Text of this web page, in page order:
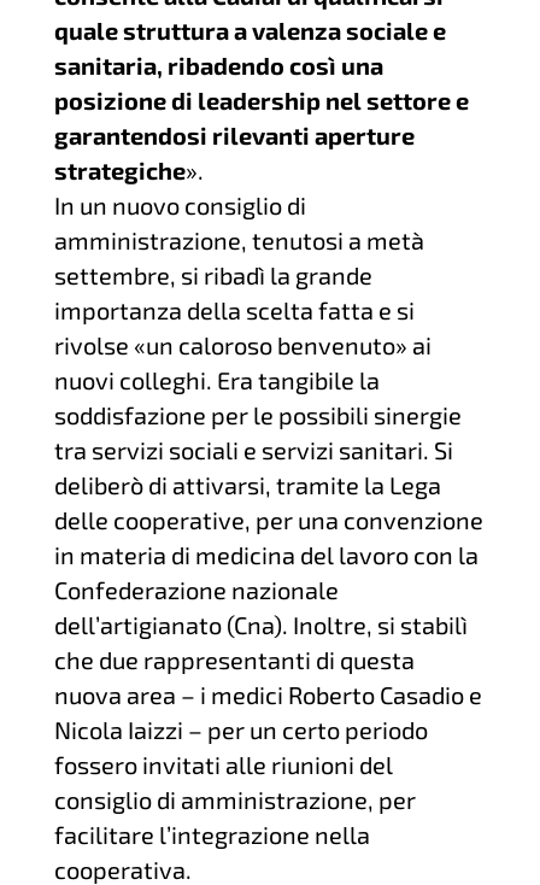
quale struttura a valenza sociale e
sanitaria, ribadendo così una
posizione di leadership nel settore e
garantendosi rilevanti aperture
strategiche».
In un nuovo consiglio di
amministrazione, tenutosi a metà
settembre, si ribadì la grande
importanza della scelta fatta e si
rivolse «un caloroso benvenuto» ai
nuovi colleghi. Era tangibile la
soddisfazione per le possibili sinergie
tra servizi sociali e servizi sanitari. Si
deliberò di attivarsi, tramite la Lega
delle cooperative, per una convenzione
in materia di medicina del lavoro con la
Confederazione nazionale
dell’artigianato (Cna). Inoltre, si stabilì
che due rappresentanti di questa
nuova area – i medici Roberto Casadio e
Nicola Iaizzi – per un certo periodo
fossero invitati alle riunioni del
consiglio di amministrazione, per
facilitare l’integrazione nella
cooperativa.